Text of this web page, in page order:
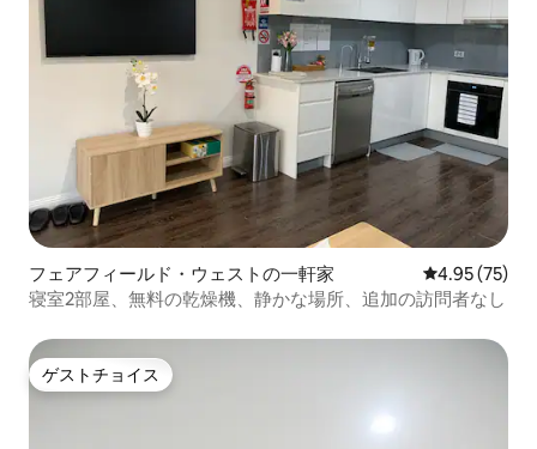
フェアフィールド・ウェストの一軒家 レビュー75
4.95 (75)
寝室2部屋、無料の乾燥機、静かな場所、追加の訪問者なし
ゲストチョイス
ゲストチョイス